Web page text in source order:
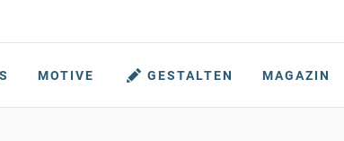
MOTIVE GESTALTEN MAGAZIN